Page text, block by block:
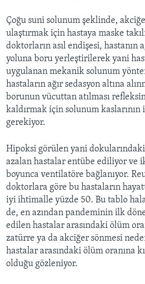
Çoğu suni solunum şeklinde,
ulaştırmak için hastaya maske
doktorların asıl endişesi, hastanın
yoluna boru yerleştirilerek yani
uygulanan mekanik solunum
hastaların ağır sedasyon altına
borunun vücuttan atılması
kaldırmak için solunum
gerekiyor.
Hipoksi görülen yani
azalan hastalar entübe ediliyor ve
boyunca ventilatöre bağlanıyor.
doktorlara göre bu hastaların
iyi ihtimalle yüzde 50. Bu tablo
de, en azından pandeminin ilk
edilen hastalar arasındaki ölüm
zatürre ya da akciğer sönmesi
hastalar arasındaki ölüm oranına
olduğu gözleniyor.